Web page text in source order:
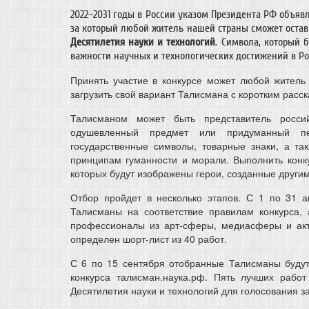
2022–2031 годы в России указом Президента РФ
за который любой житель нашей страны сможет
Десятилетия науки и технологий. Символа, который
важности научных и технологических достижений в
Принять участие в конкурсе может любой
загрузить свой вариант Талисмана с коротким
Талисманом может быть представитель
одушевленный предмет или придуманный
государственные символы, товарные знаки, а
принципам гуманности и морали. Выполнить
которых будут изображены герои, созданные
Отбор пройдет в несколько этапов. С 1 по 31
Талисманы на соответствие правилам
профессионалы из арт-сферы, медиасферы и
определен шорт-лист из 40 работ.
С 6 по 15 сентября отобранные Талисманы
конкурса талисман.наука.рф. Пять лучших
Десятилетия науки и технологий для голосования